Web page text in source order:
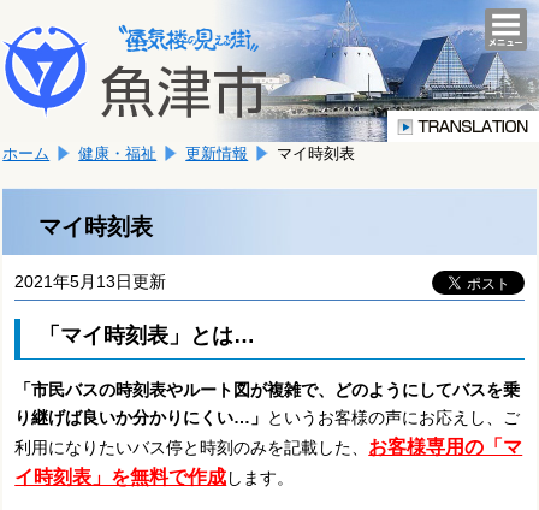
文
へ
移
ま
す。
こ
か
文
ホーム 健康・福祉 更新情報 マイ時刻表
マイ時刻表
2021年5月13日更新
「マイ時刻表」とは…
「市民バスの時刻表やルート図が複雑で、どのようにしてバスを乗
り継げば良いか分かりにくい…」 というお客様の声にお応えし、ご
利用になりたいバス停と時刻のみを記載した、 お客様専用の「マ
イ時刻表」を無料で作成します。